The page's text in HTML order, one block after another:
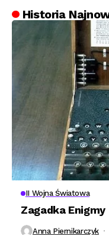
Historia
II Wojna Światowa
Zagadka Enigmy
Anna Piernikarczyk